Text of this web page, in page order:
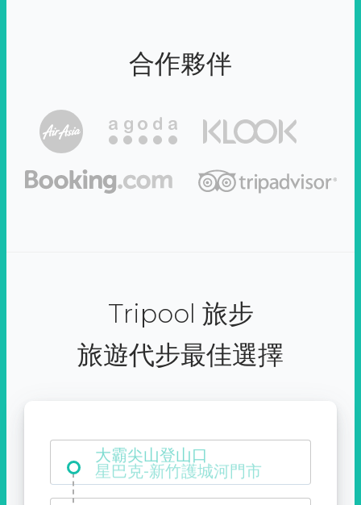
合作夥伴
Tripool 旅步
旅遊代步最佳選擇
大霸尖山登山口